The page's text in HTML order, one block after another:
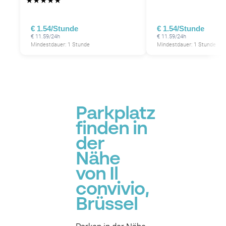
€ 1.54/Stunde
€ 11.59/24h
Mindestdauer: 1 Stunde
€ 1.54/Stunde
€ 11.59/24h
Mindestdauer: 1 Stunde
Parkplatz
finden in
der
Nähe
von Il
convivio,
Brüssel